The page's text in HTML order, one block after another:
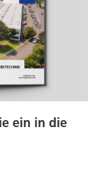
ein in die